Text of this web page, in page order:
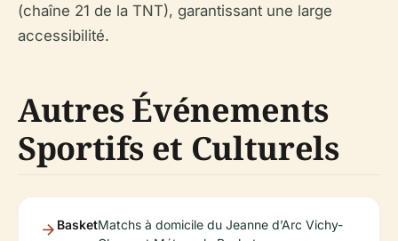
(chaîne 21 de la TNT), garantissant une large
accessibilité.
Autres Événements
Sportifs et Culturels
BasketMatchs à domicile du Jeanne d’Arc Vichy-